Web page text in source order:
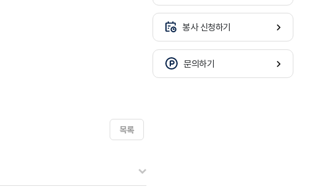
목록
봉사 신청하기
문의하기